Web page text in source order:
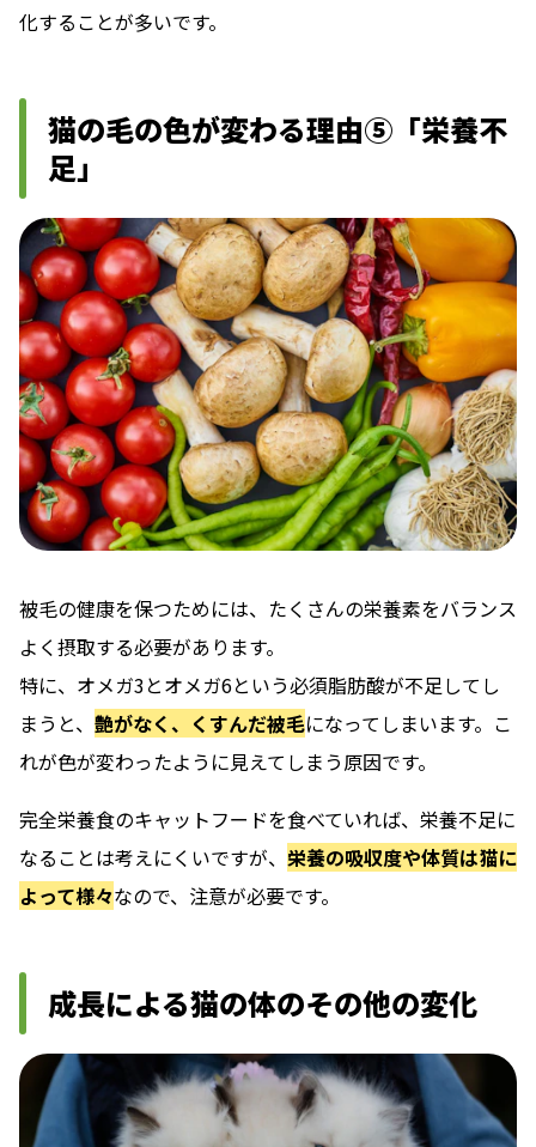
化することが多いです。
猫の毛の色が変わる理由⑤「栄養不
足」
被毛の健康を保つためには、たくさんの栄養素をバランス
よく摂取する必要があります。
特に、オメガ3とオメガ6という必須脂肪酸が不足してし
まうと、 艶がなく、くすんだ被毛になってしまいます。こ
れが色が変わったように見えてしまう原因です。
完全栄養食のキャットフードを食べていれば、栄養不足に
なることは考えにくいですが、 栄養の吸収度や体質は猫に
よって様々なので、注意が必要です。
成長による猫の体のその他の変化